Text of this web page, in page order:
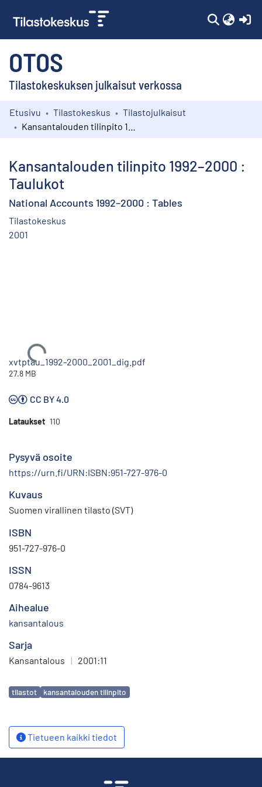
OTOS
Tilastokeskuksen julkaisut verkossa
Kokoelmat
Etusivu Tilastokeskus
Tilastojulkaisut
Kansantalouden tilinpito 1992–2000 :
Taulukot
National Accounts 1992–2000 : Tables
Tilastokeskus
2001
Ladataan...
xvtptau_1992-2000_2001_dig.pdf
27.8 MB
CC BY 4.0
Lataukset 110
Pysyvä osoite
https://urn.fi/URN:ISBN:951-727-976-0
Kuvaus
Suomen virallinen tilasto (SVT)
ISBN
951-727-976-0
ISSN
0784-9613
Aihealue
kansantalous
Sarja
Kansantalous | 2001:11
Avainsanat
tilastot kansantalouden tilinpito
Tietueen kaikki tiedot